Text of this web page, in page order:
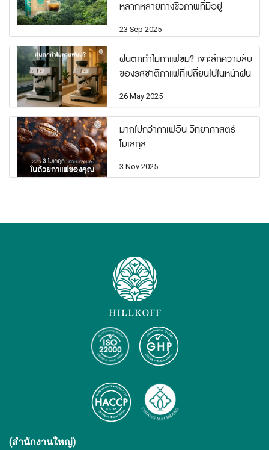
หลากหลายทางชีวภาพที่มีอยู่
23 Sep 2025
ฝนตกทำไมกาแฟขม? เจาะลึกความลับ
ของรสชาติกาแฟที่เปลี่ยนไปในหน้าฝน
26 May 2025
มากไปกว่าคาเฟอีน วิทยาศาสตร์
โมเลกุล
3 Nov 2025
(สำนักงานใหญ่)